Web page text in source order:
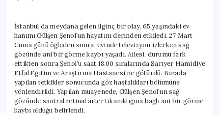
İzlerken
Aniden
Kör
Oldu
İstanbul’da meydana gelen ilginç bir olay, 65 yaşındaki ev
hanımı Gülşen Şenol’un hayatını derinden etkiledi. 27 Mart
Cuma günü öğleden sonra, evinde televizyon izlerken sağ
gözünde ani bir görme kaybı yaşadı. Ailesi, durumu fark
ettikten sonra Şenol’u saat 18.00 sıralarında Sarıyer Hamidiye
Etfal Eğitim ve Araştırma Hastanesi’ne götürdü. Burada
yapılan tetkikler sonucunda göz hastalıkları bölümüne
yönlendirildi. Yapılan muayenede, Gülşen Şenol’un sağ
gözünde santral retinal arter tıkanıklığına bağlı ani bir görme
kaybı olduğu belirlendi.